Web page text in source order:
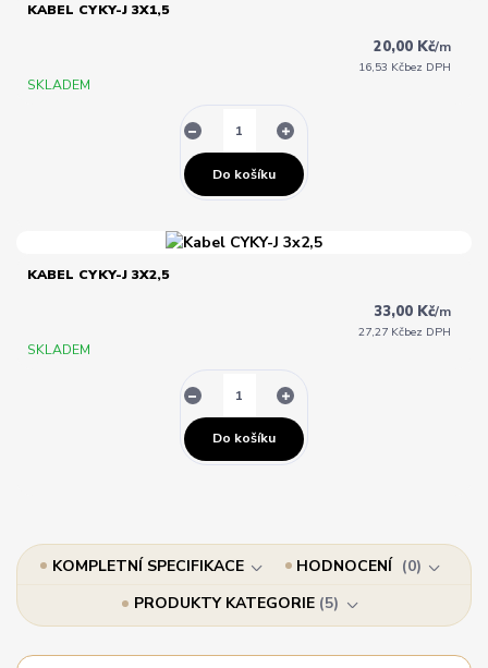
KABEL CYKY-J 3X1,5
20,00 Kč/m
16,53 Kčbez DPH
SKLADEM
Do košíku
KABEL CYKY-J 3X2,5
33,00 Kč/m
27,27 Kčbez DPH
SKLADEM
Do košíku
KOMPLETNÍ SPECIFIKACE HODNOCENÍ
0
PRODUKTY KATEGORIE 5